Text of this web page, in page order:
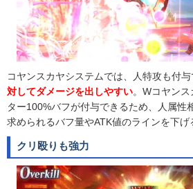
コヤンスカヤシステムでは、人特攻も付
対してダメージを出しやすい。Wコヤン
ター100%バフが付与できるため、人属性
求められるバフ量やATK値のラインを下げ
クリ殴りも強力